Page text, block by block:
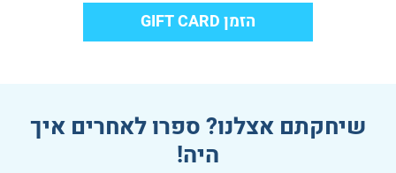
הזמן GIFT CARD
שיחקתם אצלנו? ספרו לאחרים איך
היה!